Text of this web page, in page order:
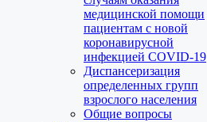
медицинской помощи
пациентам с новой
коронавирусной
инфекцией COVID-19
Диспансеризация
определенных групп
взрослого населения
Общие вопросы